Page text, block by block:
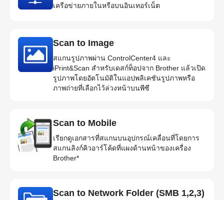
เครือข่ายภายในหรือบนอินเทอร์เน็ต
Scan to Image
สแกนรูปภาพผ่าน ControlCenter4 และ
iPrint&Scan สำหรับเดสก์ท็อปจาก Brother แล้วเปิด
รูปภาพโดยอัตโนมัติในแอปพลิเคชันรูปภาพหรือ
ภาพถ่ายที่เลือกไว้ล่วงหน้าบนพีซี
Scan to Mobile
เรียกดูเอกสารที่สแกนบนอุปกรณ์เคลื่อนที่โดยการ
สแกนลิงก์คิวอาร์โค้ดที่แผงด้านหน้าของเครื่อง
Brother*
Scan to Network Folder (SMB 1,2,3)